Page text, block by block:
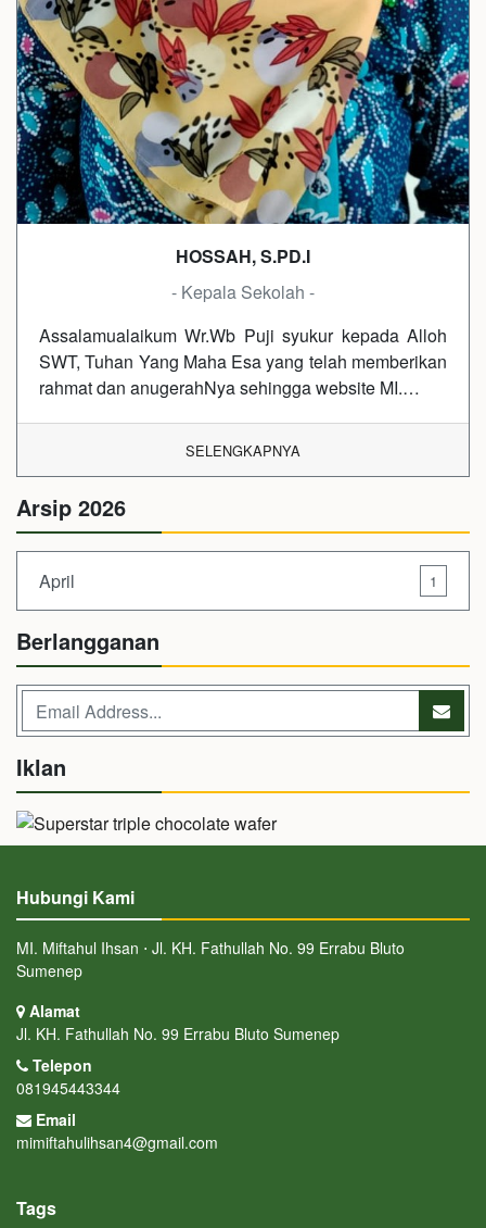
HOSSAH, S.PD.I
- Kepala Sekolah -
Assalamualaikum Wr.Wb Puji syukur kepada Alloh
SWT, Tuhan Yang Maha Esa yang telah memberikan
rahmat dan anugerahNya sehingga website MI.…
SELENGKAPNYA
Arsip 2026
April 1
Berlangganan
Iklan
Hubungi Kami
MI. Miftahul Ihsan ⋅ Jl. KH. Fathullah No. 99 Errabu Bluto
Sumenep
Alamat
Jl. KH. Fathullah No. 99 Errabu Bluto Sumenep
Telepon
081945443344
Email
mimiftahulihsan4@gmail.com
Tags